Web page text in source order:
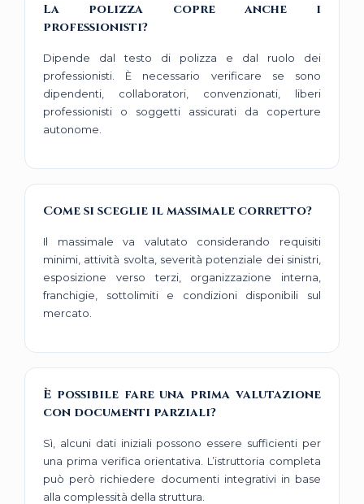
La polizza copre anche i
professionisti?
Dipende dal testo di polizza e dal ruolo dei
professionisti. È necessario verificare se sono
dipendenti, collaboratori, convenzionati, liberi
professionisti o soggetti assicurati da coperture
autonome.
Come si sceglie il massimale corretto?
Il massimale va valutato considerando requisiti
minimi, attività svolta, severità potenziale dei sinistri,
esposizione verso terzi, organizzazione interna,
franchigie, sottolimiti e condizioni disponibili sul
mercato.
È possibile fare una prima valutazione
con documenti parziali?
Sì, alcuni dati iniziali possono essere sufficienti per
una prima verifica orientativa. L’istruttoria completa
può però richiedere documenti integrativi in base
alla complessità della struttura.